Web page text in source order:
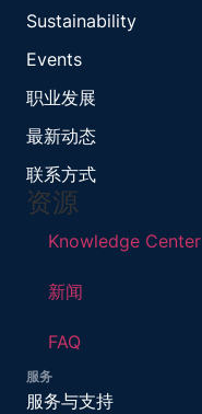
Sustainability
Events
职业发展
最新动态
联系方式
资源
Knowledge Center
新闻
FAQ
服务
服务与支持